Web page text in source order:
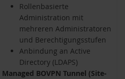
Rollenbasierte
Administration mit
mehreren Administratoren
und Berechtigungsstufen
Anbindung an Active
Directory (LDAPS)
Managed BOVPN Tunnel (Site-